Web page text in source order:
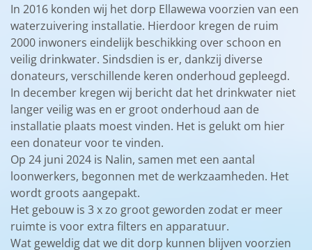
In 2016 konden wij het dorp Ellawewa voorzien van een
waterzuivering installatie. Hierdoor kregen de ruim
2000 inwoners eindelijk beschikking over schoon en
veilig drinkwater. Sindsdien is er, dankzij diverse
donateurs, verschillende keren onderhoud gepleegd.
In december kregen wij bericht dat het drinkwater niet
langer veilig was en er groot onderhoud aan de
installatie plaats moest vinden. Het is gelukt om hier
een donateur voor te vinden.
Op 24 juni 2024 is Nalin, samen met een aantal
loonwerkers, begonnen met de werkzaamheden. Het
wordt groots aangepakt.
Het gebouw is 3 x zo groot geworden zodat er meer
ruimte is voor extra filters en apparatuur.
Wat geweldig dat we dit dorp kunnen blijven voorzien